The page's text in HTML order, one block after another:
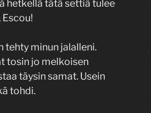
hetkellä tätä settiä tulee
Escou!
tehty minun jalalleni.
tosin jo melkoisen
täysin samat. Usein
tohdi.